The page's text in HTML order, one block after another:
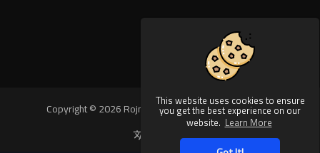
This website uses cookies to ensure
you get the best experience on our
website. Learn More
Copyright © 2026 Rojnews Video. All rights reserved.
Language